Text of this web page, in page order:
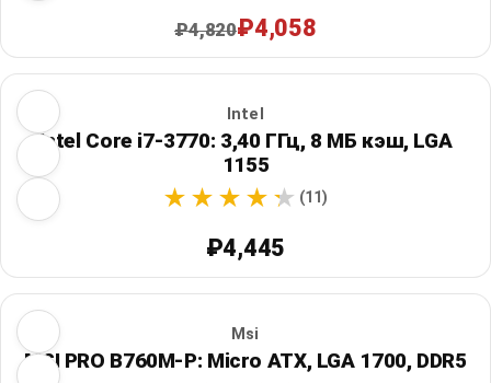
₽4,820₽4,058
Intel
Intel Core i7-3770: 3,40 ГГц, 8 МБ кэш, LGA
1155
(11)
₽4,445
Msi
MSI PRO B760M-P: Micro ATX, LGA 1700, DDR5